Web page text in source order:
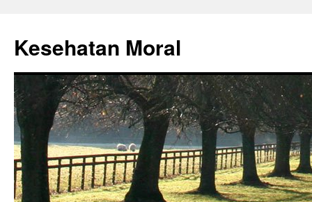
content
Kesehatan Moral